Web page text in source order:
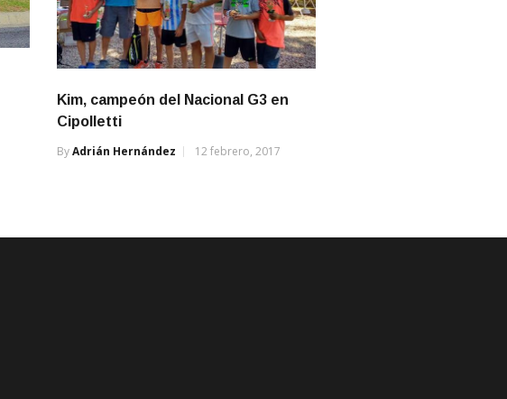
Kim, campeón del Nacional G3 en
Cipolletti
ByAdrián Hernández 12 febrero, 2017